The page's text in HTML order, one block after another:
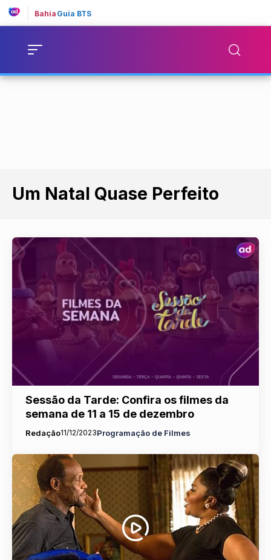
Bahia Guia BTS
Um Natal Quase Perfeito
Sessão da Tarde: Confira os filmes da
semana de 11 a 15 de dezembro
Redação11/12/2023Programação de Filmes